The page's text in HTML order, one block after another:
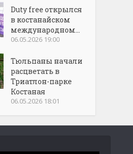
Duty free открылся
в костанайском
международном...
06.05.2026 19:00
Тюльпаны начали
расцветать в
Триатлон-парке
Костаная
06.05.2026 18:01